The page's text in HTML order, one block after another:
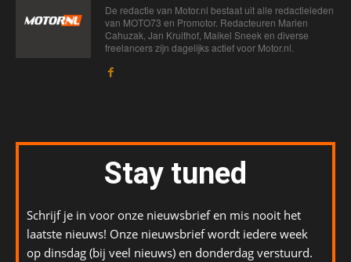
De redactie van Motor.nl bestaat uit alle redactieleden
van MOTO73 en Promotor. Redacteuren Marien
Cahuzak, Jan Kruithof, Maikel Sneek en diverse
freelancers zijn dagelijks actief voor Motor.nl.
Stay tuned
Schrijf je in voor onze nieuwsbrief en mis nooit het
laatste nieuws! Onze nieuwsbrief wordt iedere week
op dinsdag (bij veel nieuws) en donderdag verstuurd.